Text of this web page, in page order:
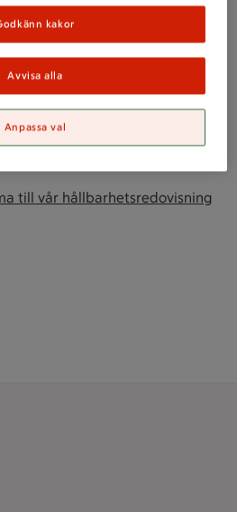
medarbetare strävar vi efter
ständiga förbättringar
alla bidrar till att göra
och lärdomar med
i vår omgivning.
till vår hållbarhetsredovisning
kakor
Avvisa alla
Anpassa val